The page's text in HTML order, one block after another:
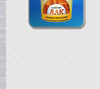
Гомогенизатор
в г.Камышин
Вакуумный реактор